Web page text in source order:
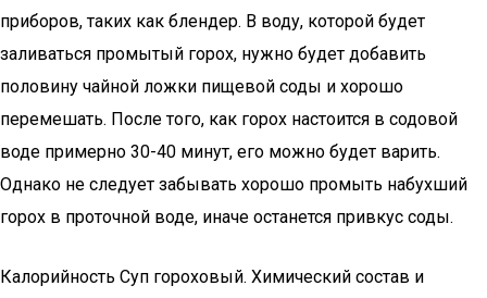
приборов, таких как блендер. В воду, которой будет
заливаться промытый горох, нужно будет добавить
половину чайной ложки пищевой соды и хорошо
перемешать. После того, как горох настоится в содовой
воде примерно 30-40 минут, его можно будет варить.
Однако не следует забывать хорошо промыть набухший
горох в проточной воде, иначе останется привкус соды.
Калорийность Суп гороховый. Химический состав и